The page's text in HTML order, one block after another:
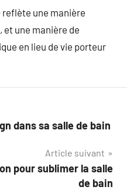
reflète une manière
et une manière de
en lieu de vie porteur
dans sa salle de bain
Article suivant
pour sublimer la salle
de bain